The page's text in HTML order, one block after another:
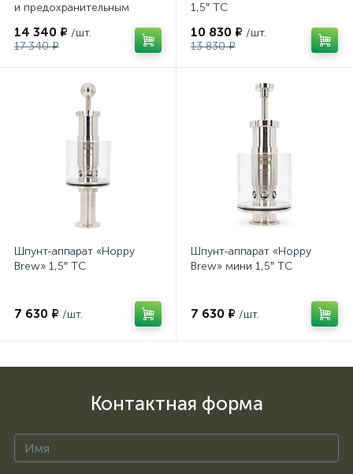
и предохранительным
14 340 ₽ /шт.
17 340 ₽
1,5″ TC
10 830 ₽ /шт.
13 830 ₽
Шпунт-аппарат «Hoppy
Brew» 1,5″ TC
7 630 ₽ /шт.
Шпунт-аппарат «Hoppy
Brew» мини 1,5″ TC
7 630 ₽ /шт.
Контактная форма